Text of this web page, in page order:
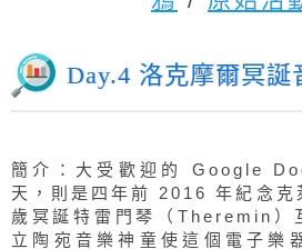
Day.4 洛克摩爾冥誕
簡介：大受歡迎的 Google
天，則是四年前 2016 年紀念
歲冥誕特雷門琴（Theremin）